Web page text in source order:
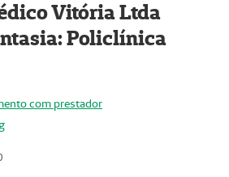
Vitória Ltda
Policlínica
com prestador